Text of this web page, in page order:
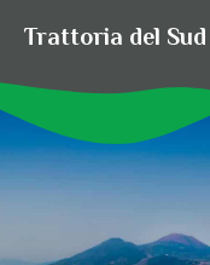
Aller
contenu
Trattoria del Sud